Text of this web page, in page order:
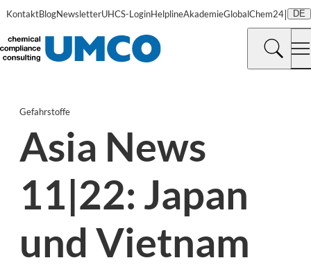
KontaktBlogNewsletterUHCS-LoginHelplineAkademieGlobalChem24| DE
Gefahrstoffe
Asia News
11|22: Japan
und Vietnam